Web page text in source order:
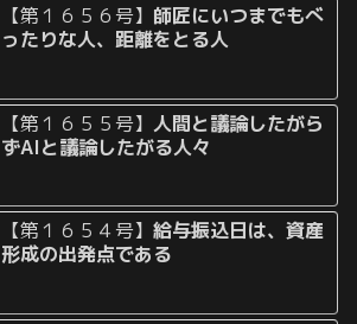
【第１６５６号】 師匠にいつまでもべ
ったりな人、距離をとる人
【第１６５５号】人間と議論したがら
ずAIと議論したがる人々
【第１６５４号】給与振込日は、資産
形成の出発点である